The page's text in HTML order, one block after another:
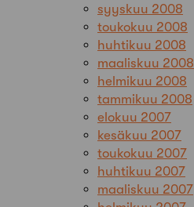
syyskuu 2008
toukokuu 2008
huhtikuu 2008
maaliskuu 2008
helmikuu 2008
tammikuu 2008
elokuu 2007
kesäkuu 2007
toukokuu 2007
huhtikuu 2007
maaliskuu 2007